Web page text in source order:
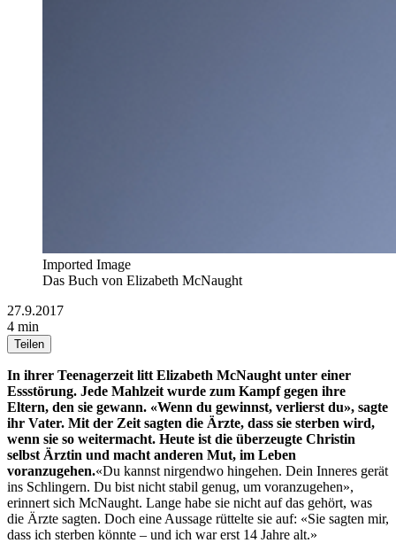
Imported Image
Das Buch von Elizabeth McNaught
27.9.2017
4 min
Teilen
In ihrer Teenagerzeit litt Elizabeth McNaught unter einer
Essstörung. Jede Mahlzeit wurde zum Kampf gegen ihre
Eltern, den sie gewann. «Wenn du gewinnst, verlierst du», sagte
ihr Vater. Mit der Zeit sagten die Ärzte, dass sie sterben wird,
wenn sie so weitermacht. Heute ist die überzeugte Christin
selbst Ärztin und macht anderen Mut, im Leben
voranzugehen.«Du kannst nirgendwo hingehen. Dein Inneres gerät
ins Schlingern. Du bist nicht stabil genug, um voranzugehen»,
erinnert sich McNaught. Lange habe sie nicht auf das gehört, was
die Ärzte sagten. Doch eine Aussage rüttelte sie auf: «Sie sagten mir,
dass ich sterben könnte – und ich war erst 14 Jahre alt.»